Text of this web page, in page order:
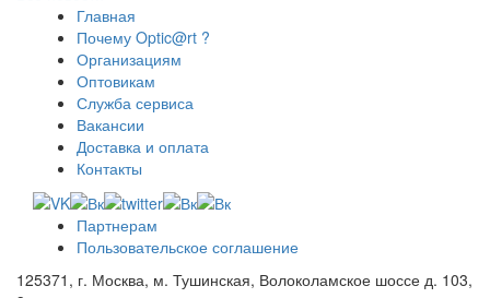
Главная
Почему Optic@rt ?
Организациям
Оптовикам
Служба сервиса
Вакансии
Доставка и оплата
Контакты
Партнерам
Пользовательское соглашение
125371, г. Москва, м. Тушинская, Волоколамское шоссе д. 103,